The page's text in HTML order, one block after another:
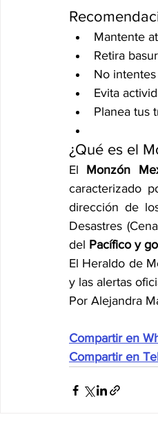
Mantente
Retira
No
Evita
Planea tus
¿Qué es el
El Monzón
caracterizado
dirección de
Desastres
del Pacífico y
El Heraldo de
y las alertas
Por Alejandra
Compartir en
Compartir en